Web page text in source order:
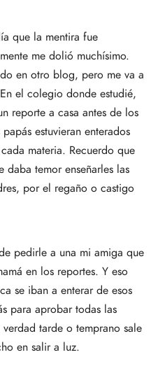
que la mentira fue
me dolió muchísimo.
en otro blog, pero me va a
el colegio donde estudié,
reporte a casa antes de los
estuvieran enterados
materia. Recuerdo que
daba temor enseñarles las
por el regaño o castigo
pedirle a una mi amiga que
en los reportes. Y eso
se iban a enterar de esos
para aprobar todas las
tarde o temprano sale
en salir a luz.